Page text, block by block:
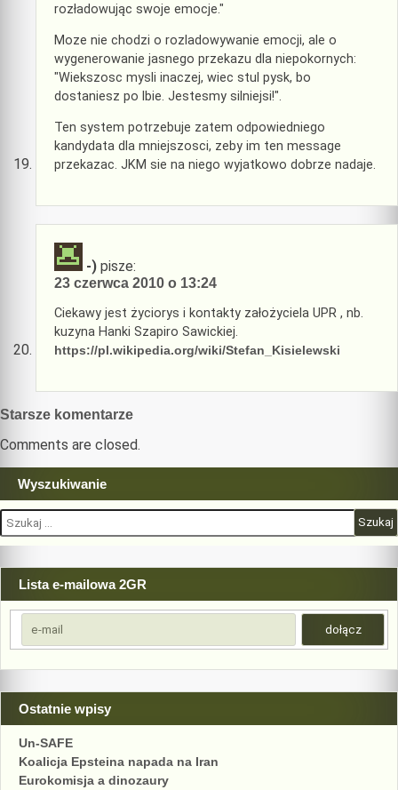
rozładowując swoje emocje."
Moze nie chodzi o rozladowywanie emocji, ale o
wygenerowanie jasnego przekazu dla niepokornych:
"Wiekszosc mysli inaczej, wiec stul pysk, bo
dostaniesz po lbie. Jestesmy silniejsi!".
Ten system potrzebuje zatem odpowiedniego
kandydata dla mniejszosci, zeby im ten message
przekazac. JKM sie na niego wyjatkowo dobrze nadaje.
-) pisze:
23 czerwca 2010 o 13:24
Ciekawy jest życiorys i kontakty założyciela UPR , nb.
kuzyna Hanki Szapiro Sawickiej.
https://pl.wikipedia.org/wiki/Stefan_Kisielewski
Nawigacja
komentarzy
Starsze komentarze
Comments are closed.
Wyszukiwanie
Szukaj:
Lista e-mailowa 2GR
Ostatnie wpisy
Un-SAFE
Koalicja Epsteina napada na Iran
Eurokomisja a dinozaury